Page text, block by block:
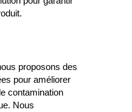
proposons des
pour améliorer
contamination
Nous